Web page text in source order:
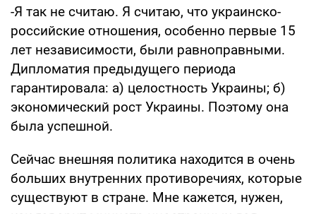
-Я так не считаю. Я считаю, что украинско-
российские отношения, особенно первые 15
лет независимости, были равноправными.
Дипломатия предыдущего периода
гарантировала: а) целостность Украины; б)
экономический рост Украины. Поэтому она
была успешной.
Сейчас внешняя политика находится в очень
больших внутренних противоречиях, которые
существуют в стране. Мне кажется, нужен,